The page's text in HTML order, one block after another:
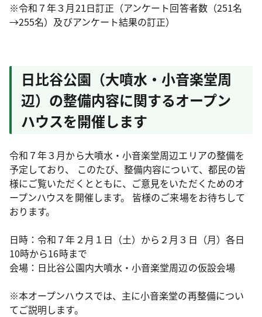
※令和７年３月21日訂正（アンケート回答者数（251名
→255名）及びアンケート結果の訂正）
日比谷公園（大噴水・小音楽堂周
辺）の整備内容に関するオープン
ハウスを開催します
令和７年３月から大噴水・小音楽堂周辺エリアの整備を
予定しており、 このたび、整備内容について、都民の皆
様にご覧いただくとともに、ご意見をいただくためのオ
ープンハウスを開催します。 皆様のご来場をお待ちして
おります。
日時：令和７年２月１日（土）から２月３日（月）各日
10時から16時まで
会場：日比谷公園内大噴水・小音楽堂周辺の仮設会場
※本オープンハウスでは、主に小音楽堂の再整備につい
てご説明します。